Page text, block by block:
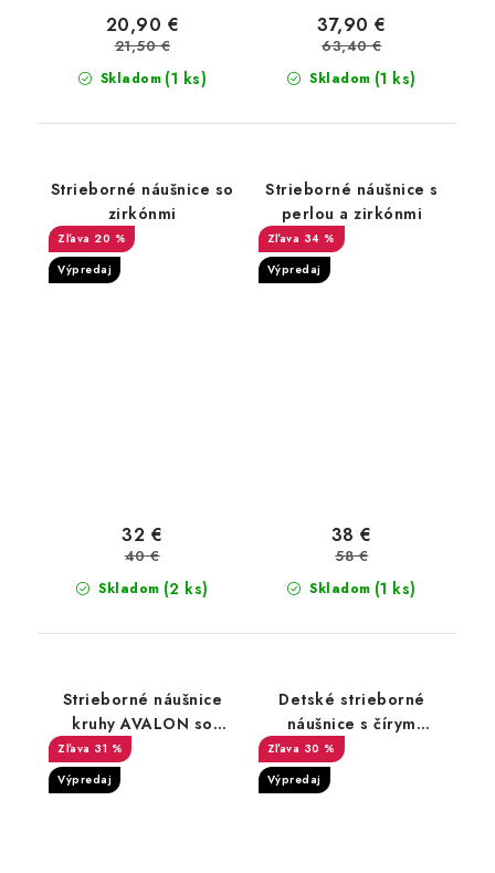
Skladom (1 ks)
20,90 €
21,50 €
Skladom (1 ks)
37,90 €
63,40 €
Strieborné náušnice so
zirkónmi
20 %
Výpredaj
Skladom (2 ks)
32 €
40 €
Strieborné náušnice s
perlou a zirkónmi
34 %
Výpredaj
Skladom (1 ks)
38 €
58 €
Strieborné náušnice
kruhy AVALON so
zirkónmi
31 %
Výpredaj
Detské strieborné
náušnice s čírym
zirkónom
30 %
Výpredaj